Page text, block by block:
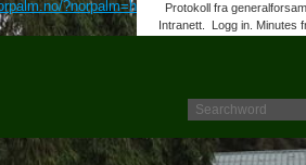
?norpalm=hvor-får-man-kjøpt-
Protokoll fra
Intranett. Logg in. Minutes